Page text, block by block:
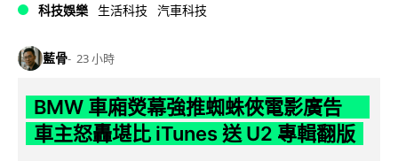
科技娛樂 生活科技 汽車科技
藍骨 23 小時
BMW 車廂熒幕強推蜘蛛俠電影廣告
車主怒轟堪比 iTunes 送 U2 專輯翻版